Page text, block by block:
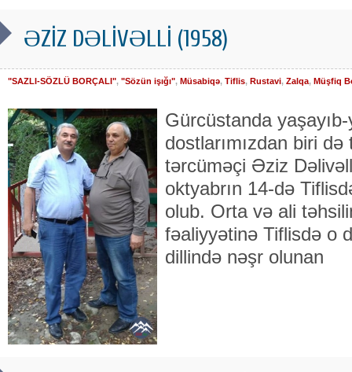
ƏZİZ DƏLİVƏLLİ (1958)
"SAZLI-SÖZLÜ BORÇALI", "Sözün işığı", Müsabiqə, Tiflis, Rustavi, Zalqa, Müşfiq
Gürcüstanda
dostlarımızdan biri də
tərcüməçi Əziz
oktyabrın 14-də
olub. Orta və ali
fəaliyyətinə Tiflisdə o
dillində nəşr olunan